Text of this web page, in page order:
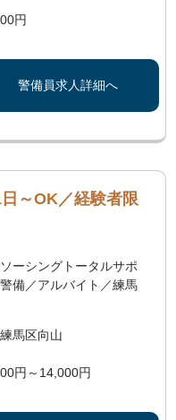
円
警備員求人詳細へ
～OK／経験者限
ーシングトータルサポ
備／アルバイト／練馬
馬区向山
円～14,000円